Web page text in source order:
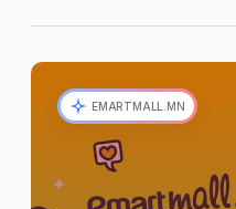
EMARTMALL.MN